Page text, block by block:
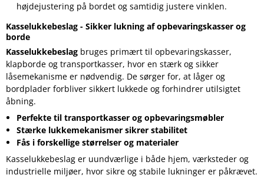
højdejustering på bordet og samtidig justere vinklen.
Kasselukkebeslag - Sikker lukning af opbevaringskasser og
borde
Kasselukkebeslag bruges primært til opbevaringskasser,
klapborde og transportkasser, hvor en stærk og sikker
låsemekanisme er nødvendig. De sørger for, at låger og
bordplader forbliver sikkert lukkede og forhindrer utilsigtet
åbning.
Perfekte til transportkasser og opbevaringsmøbler
Stærke lukkemekanismer sikrer stabilitet
Fås i forskellige størrelser og materialer
Kasselukkebeslag er uundværlige i både hjem, værksteder og
industrielle miljøer, hvor sikre og stabile lukninger er påkrævet.